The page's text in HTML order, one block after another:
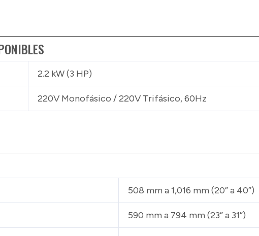
2.2 kW (3 HP)
220V Monofásico / 220V Trifásico, 60Hz
508 mm a 1,016 mm (20” a 40”)
590 mm a 794 mm (23” a 31”)